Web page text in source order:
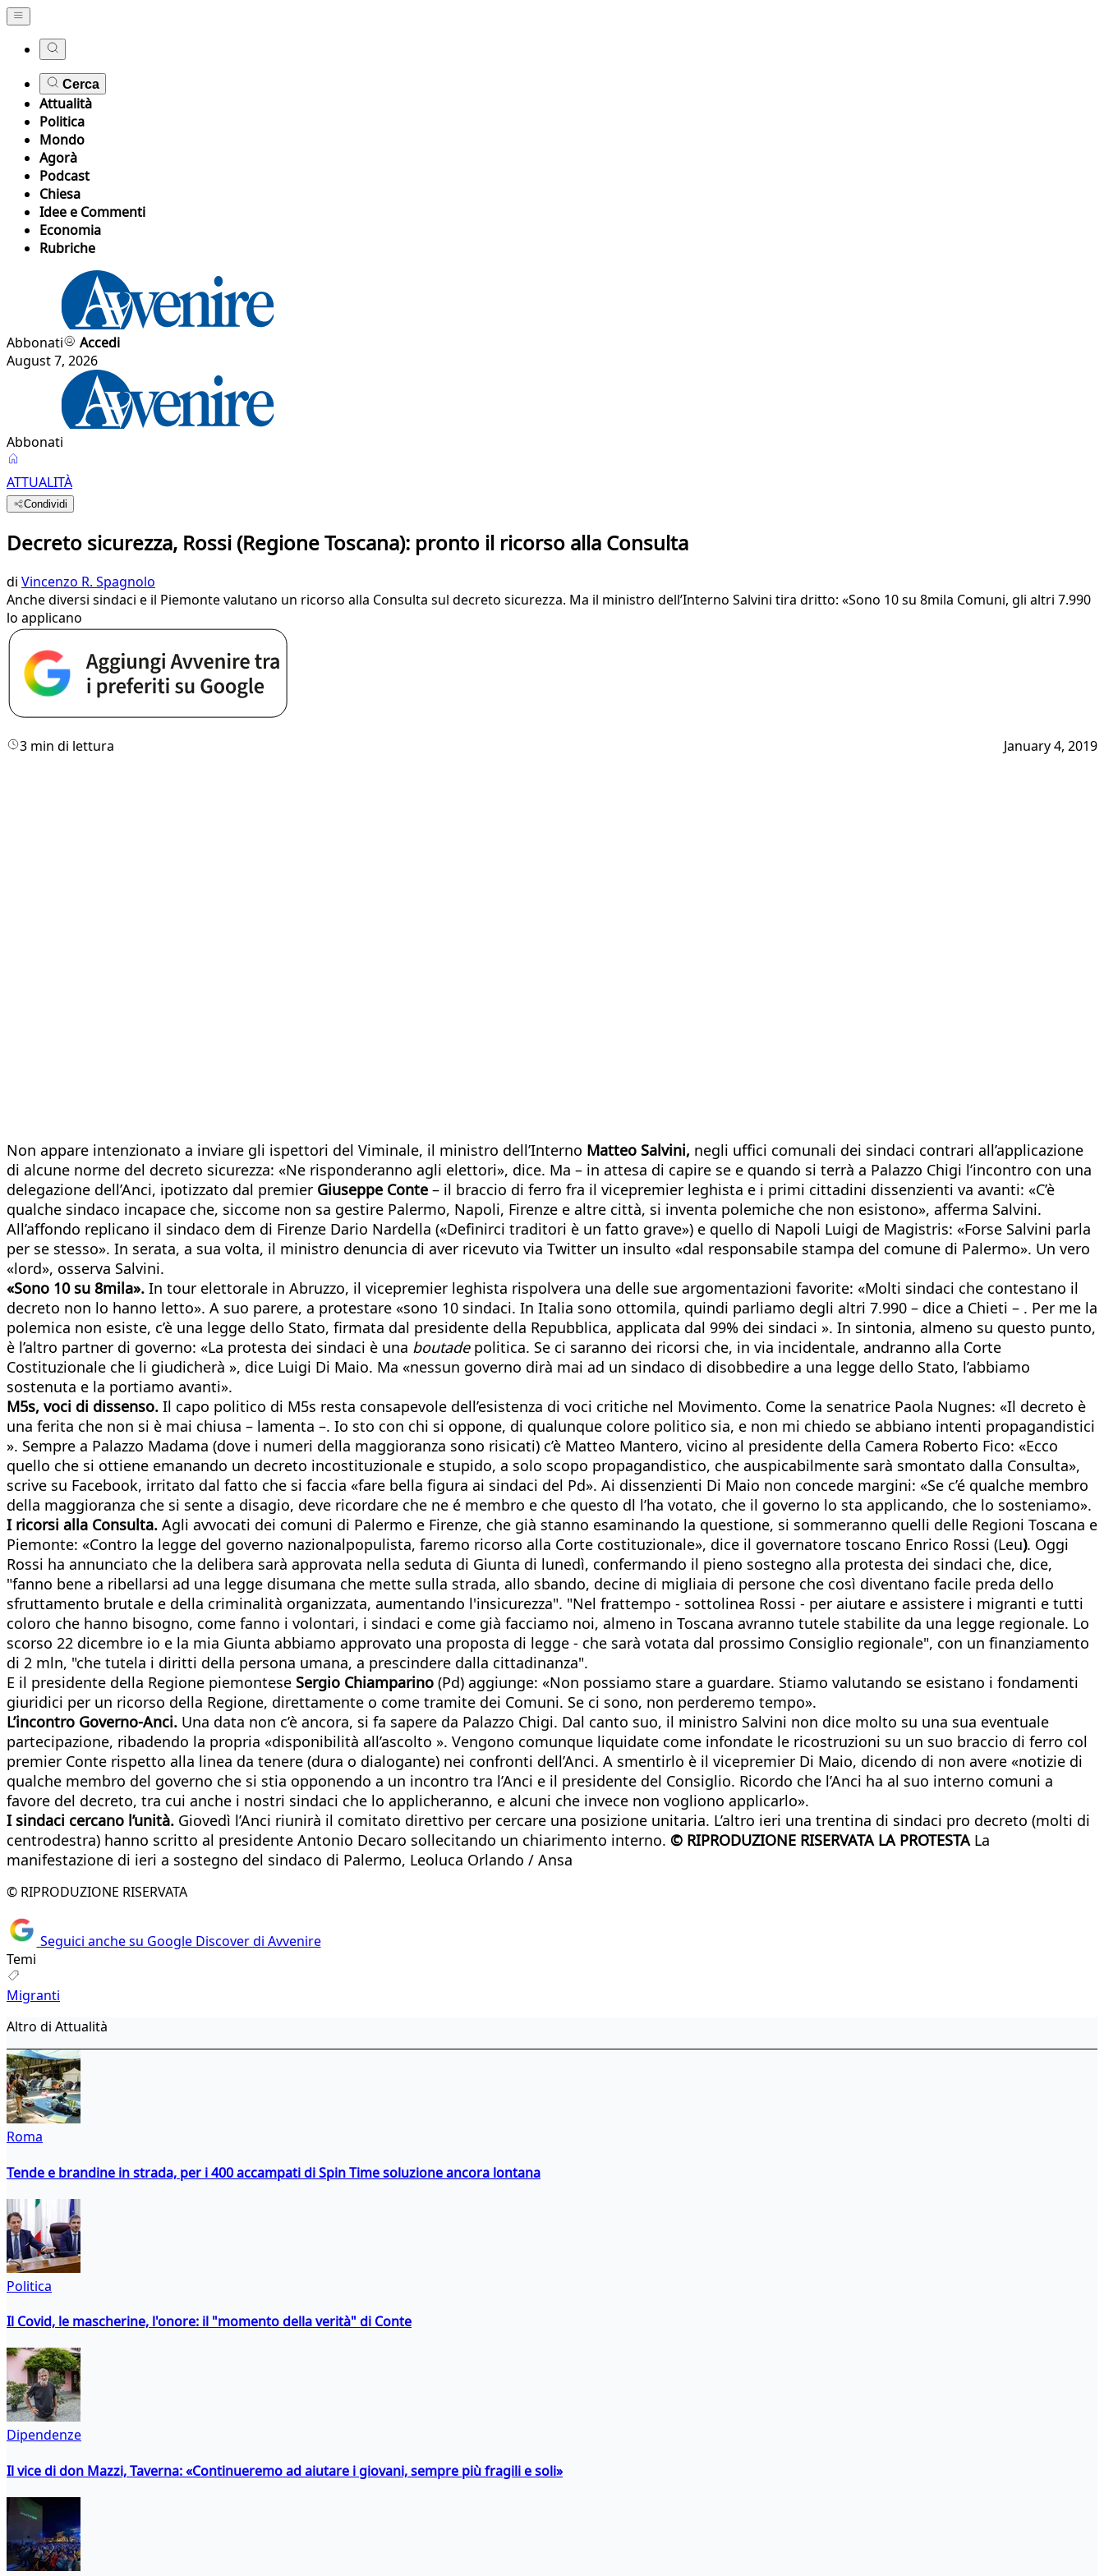
Cerca
Attualità
Politica
Mondo
Agorà
Podcast
Chiesa
Idee e Commenti
Economia
Rubriche
Abbonati
Accedi
August 7, 2026
Abbonati
ATTUALITÀ
Condividi
Decreto sicurezza, Rossi (Regione Toscana): pronto il ricorso alla Consulta
di Vincenzo R. Spagnolo
Anche diversi sindaci e il Piemonte valutano un ricorso alla Consulta sul decreto sicurezza. Ma il ministro dell’Interno Salvini tira dritto: «Sono 10 su 8mila Comuni, gli altri 7.990
lo applicano
3 min di lettura January 4, 2019
Non appare intenzionato a inviare gli ispettori del Viminale, il ministro dell’Interno Matteo Salvini, negli uffici comunali dei sindaci contrari all’applicazione
di alcune norme del decreto sicurezza: «Ne risponderanno agli elettori», dice. Ma – in attesa di capire se e quando si terrà a Palazzo Chigi l’incontro con una
delegazione dell’Anci, ipotizzato dal premier Giuseppe Conte – il braccio di ferro fra il vicepremier leghista e i primi cittadini dissenzienti va avanti: «C’è
qualche sindaco incapace che, siccome non sa gestire Palermo, Napoli, Firenze e altre città, si inventa polemiche che non esistono», afferma Salvini.
All’affondo replicano il sindaco dem di Firenze Dario Nardella («Definirci traditori è un fatto grave») e quello di Napoli Luigi de Magistris: «Forse Salvini parla
per se stesso». In serata, a sua volta, il ministro denuncia di aver ricevuto via Twitter un insulto «dal responsabile stampa del comune di Palermo». Un vero
«lord», osserva Salvini.
«Sono 10 su 8mila». In tour elettorale in Abruzzo, il vicepremier leghista rispolvera una delle sue argomentazioni favorite: «Molti sindaci che contestano il
decreto non lo hanno letto». A suo parere, a protestare «sono 10 sindaci. In Italia sono ottomila, quindi parliamo degli altri 7.990 – dice a Chieti – . Per me la
polemica non esiste, c’è una legge dello Stato, firmata dal presidente della Repubblica, applicata dal 99% dei sindaci ». In sintonia, almeno su questo punto,
è l’altro partner di governo: «La protesta dei sindaci è una boutadepolitica. Se ci saranno dei ricorsi che, in via incidentale, andranno alla Corte
Costituzionale che li giudicherà », dice Luigi Di Maio. Ma «nessun governo dirà mai ad un sindaco di disobbedire a una legge dello Stato, l’abbiamo
sostenuta e la portiamo avanti».
M5s, voci di dissenso. Il capo politico di M5s resta consapevole dell’esistenza di voci critiche nel Movimento. Come la senatrice Paola Nugnes: «Il decreto è
una ferita che non si è mai chiusa – lamenta –. Io sto con chi si oppone, di qualunque colore politico sia, e non mi chiedo se abbiano intenti propagandistici
». Sempre a Palazzo Madama (dove i numeri della maggioranza sono risicati) c’è Matteo Mantero, vicino al presidente della Camera Roberto Fico: «Ecco
quello che si ottiene emanando un decreto incostituzionale e stupido, a solo scopo propagandistico, che auspicabilmente sarà smontato dalla Consulta»,
scrive su Facebook, irritato dal fatto che si faccia «fare bella figura ai sindaci del Pd». Ai dissenzienti Di Maio non concede margini: «Se c’é qualche membro
della maggioranza che si sente a disagio, deve ricordare che ne é membro e che questo dl l’ha votato, che il governo lo sta applicando, che lo sosteniamo».
I ricorsi alla Consulta. Agli avvocati dei comuni di Palermo e Firenze, che già stanno esaminando la questione, si sommeranno quelli delle Regioni Toscana e
Piemonte: «Contro la legge del governo nazionalpopulista, faremo ricorso alla Corte costituzionale», dice il governatore toscano Enrico Rossi (Leu). Oggi
Rossi ha annunciato che la delibera sarà approvata nella seduta di Giunta di lunedì, confermando il pieno sostegno alla protesta dei sindaci che, dice,
"fanno bene a ribellarsi ad una legge disumana che mette sulla strada, allo sbando, decine di migliaia di persone che così diventano facile preda dello
sfruttamento brutale e della criminalità organizzata, aumentando l'insicurezza". "Nel frattempo - sottolinea Rossi - per aiutare e assistere i migranti e tutti
coloro che hanno bisogno, come fanno i volontari, i sindaci e come già facciamo noi, almeno in Toscana avranno tutele stabilite da una legge regionale. Lo
scorso 22 dicembre io e la mia Giunta abbiamo approvato una proposta di legge - che sarà votata dal prossimo Consiglio regionale", con un finanziamento
di 2 mln, "che tutela i diritti della persona umana, a prescindere dalla cittadinanza".
E il presidente della Regione piemontese Sergio Chiamparino (Pd) aggiunge: «Non possiamo stare a guardare. Stiamo valutando se esistano i fondamenti
giuridici per un ricorso della Regione, direttamente o come tramite dei Comuni. Se ci sono, non perderemo tempo».
L’incontro Governo-Anci. Una data non c’è ancora, si fa sapere da Palazzo Chigi. Dal canto suo, il ministro Salvini non dice molto su una sua eventuale
partecipazione, ribadendo la propria «disponibilità all’ascolto ». Vengono comunque liquidate come infondate le ricostruzioni su un suo braccio di ferro col
premier Conte rispetto alla linea da tenere (dura o dialogante) nei confronti dell’Anci. A smentirlo è il vicepremier Di Maio, dicendo di non avere «notizie di
qualche membro del governo che si stia opponendo a un incontro tra l’Anci e il presidente del Consiglio. Ricordo che l’Anci ha al suo interno comuni a
favore del decreto, tra cui anche i nostri sindaci che lo applicheranno, e alcuni che invece non vogliono applicarlo».
I sindaci cercano l’unità. Giovedì l’Anci riunirà il comitato direttivo per cercare una posizione unitaria. L’altro ieri una trentina di sindaci pro decreto (molti di
centrodestra) hanno scritto al presidente Antonio Decaro sollecitando un chiarimento interno. © RIPRODUZIONE RISERVATA LA PROTESTALa
manifestazione di ieri a sostegno del sindaco di Palermo, Leoluca Orlando / Ansa
© RIPRODUZIONE RISERVATA
Seguici anche su Google Discover di Avvenire
Temi
Migranti
Altro di Attualità
Roma
Tende e brandine in strada, per i 400 accampati di Spin Time soluzione ancora lontana
Politica
Il Covid, le mascherine, l'onore: il "momento della verità" di Conte
Dipendenze
Il vice di don Mazzi, Taverna: «Continueremo ad aiutare i giovani, sempre più fragili e soli»